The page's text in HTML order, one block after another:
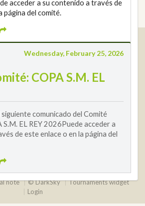
acceder a su contenido a través de
página del comité.
Wednesday, February 25, 2026
COPA S.M. EL
siguiente comunicado del Comité
S.M. EL REY 2026Puede acceder a
de este enlace o en la página del
9. 29016 Málaga, España
590
Andaluza de Golf
Privacy Policy
note © DarkSky
Tournaments widget
Login